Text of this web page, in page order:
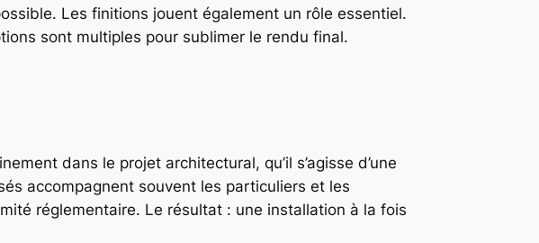
Les finitions jouent également un rôle essentiel.
sont multiples pour sublimer le rendu final.
dans le projet architectural, qu’il s’agisse d’une
accompagnent souvent les particuliers et les
réglementaire. Le résultat : une installation à la fois